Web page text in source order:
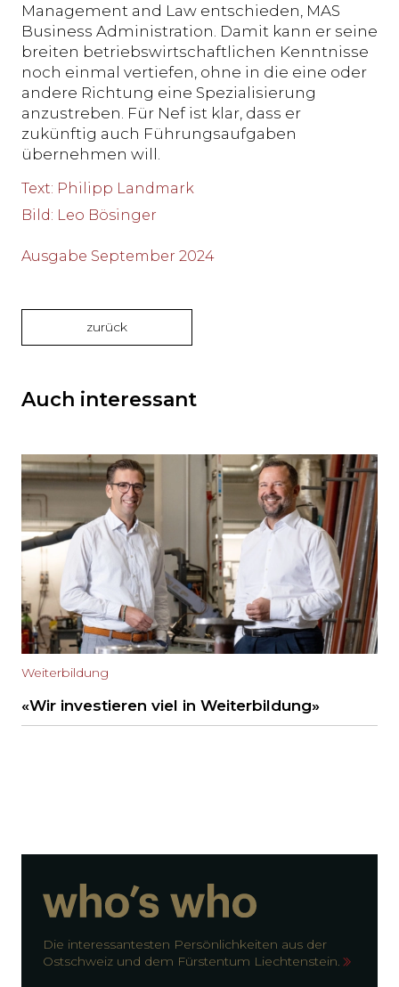
Management and Law entschieden, MAS
Business Administration. Damit kann er seine
breiten betriebswirtschaftlichen Kenntnisse
noch einmal vertiefen, ohne in die eine oder
andere Richtung eine Spezialisierung
anzustreben. Für Nef ist klar, dass er
zukünftig auch Führungsaufgaben
übernehmen will.
Text: Philipp Landmark
Bild: Leo Bösinger
Ausgabe September 2024
zurück
Auch interessant
Weiterbildung
«Wir investieren viel in Weiterbildung»
Die interessantesten Persönlichkeiten aus der
Ostschweiz und dem Fürstentum Liechtenstein.